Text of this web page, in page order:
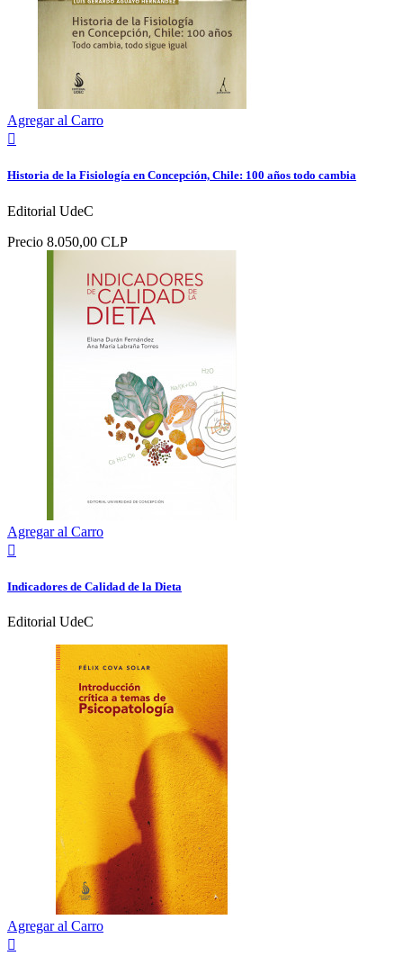
Agregar al Carro

Historia de la Fisiología en Concepción, Chile: 100 años todo cambia
Editorial UdeC
Precio 8.050,00 CLP
Agregar al Carro

Indicadores de Calidad de la Dieta
Editorial UdeC
Agregar al Carro
